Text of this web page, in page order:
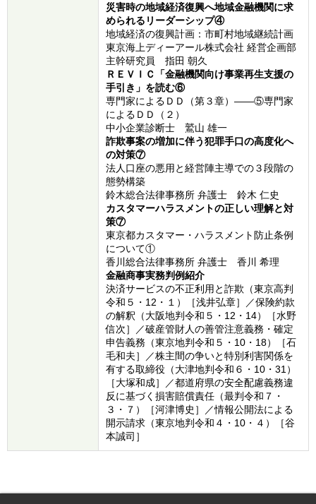
災害時の地域経済復興へ地域金融機関に求
められるリーダーシップ④
地域経済の復興計画：市町村地域継続計画
東京海上ディーアール株式会社 経営企画部
主幹研究員 指田 朝久
ＲＥＶＩＣ「金融機関向け事業再生支援の
手引き」を読む⑥
専門家によるＤＤ（第３章）――⑤専門家
によるＤＤ（２）
中小企業診断士 鷲山 雄一
詐欺事案の増加に伴う犯罪手口の高度化へ
の対策⑦
法人口座の悪用と経営陣主導での３段階の
態勢構築
鈴木総合法律事務所 弁護士 鈴木 仁史
カスタマーハラスメントの正しい理解と対
策⑦
東京都カスタマー・ハラスメント防止条例
について①
香川総合法律事務所 弁護士 香川 希理
金融商事実務判例紹介
決済サービスの不正利用と詐欺（東京高判
令和５・12・１）［浅井弘章］／保険約款
の解釈（大阪地判令和５・12・14）［水野
信次］／破産管財人の善管注意義務・確定
申告義務（東京地判令和５・10・18）［石
毛和夫］／株主間の争いと特別利害関係を
有する取締役（大津地判令和６・10・31）
［大塚和成］／都道府県の安全配慮義務違
反に基づく損害賠償責任（最判令和７・
３・７）［河津博史］／情報公開法による
開示請求（東京地判令和４・10・４）［谷
本誠司］